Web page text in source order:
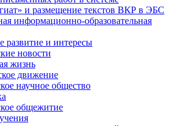
и размещение текстов ВКР в ЭБС
информационно-образовательная
развитие и интересы
новости
жизнь
движение
научное общество
общежитие